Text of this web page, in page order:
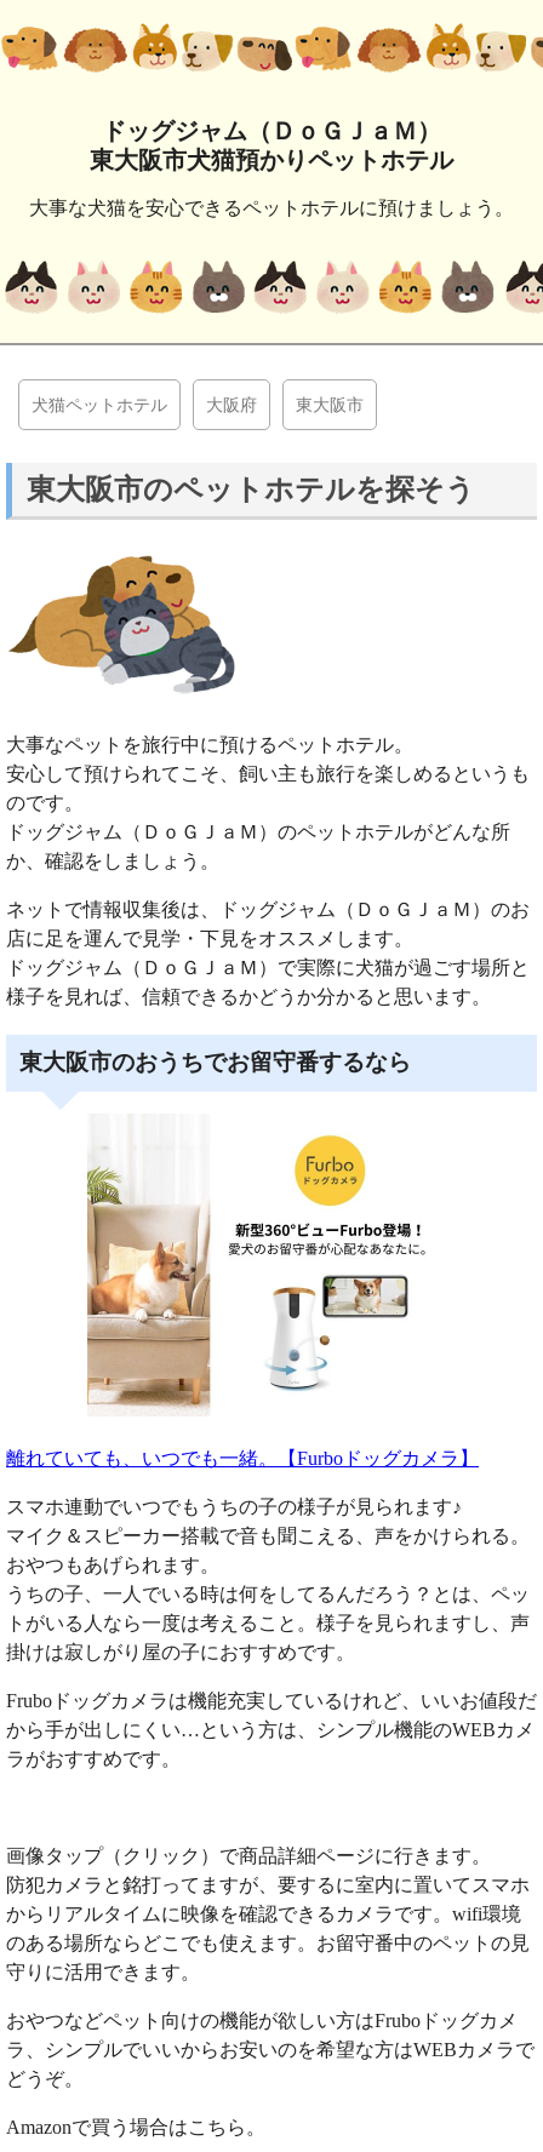
ドッグジャム（ＤｏＧＪａＭ）
東大阪市犬猫預かりペットホテル
大事な犬猫を安心できるペットホテルに預けましょう。
犬猫ペットホテル 大阪府 東大阪市
東大阪市のペットホテルを探そう
大事なペットを旅行中に預けるペットホテル。
安心して預けられてこそ、飼い主も旅行を楽しめるというも
のです。
ドッグジャム（ＤｏＧＪａＭ）のペットホテルがどんな所
か、確認をしましょう。
ネットで情報収集後は、ドッグジャム（ＤｏＧＪａＭ）のお
店に足を運んで見学・下見をオススメします。
ドッグジャム（ＤｏＧＪａＭ）で実際に犬猫が過ごす場所と
様子を見れば、信頼できるかどうか分かると思います。
東大阪市のおうちでお留守番するなら
離れていても、いつでも一緒。【Furboドッグカメラ】
スマホ連動でいつでもうちの子の様子が見られます♪
マイク＆スピーカー搭載で音も聞こえる、声をかけられる。
おやつもあげられます。
うちの子、一人でいる時は何をしてるんだろう？とは、ペッ
トがいる人なら一度は考えること。様子を見られますし、声
掛けは寂しがり屋の子におすすめです。
Fruboドッグカメラは機能充実しているけれど、いいお値段だ
から手が出しにくい…という方は、シンプル機能のWEBカメ
ラがおすすめです。
画像タップ（クリック）で商品詳細ページに行きます。
防犯カメラと銘打ってますが、要するに室内に置いてスマホ
からリアルタイムに映像を確認できるカメラです。wifi環境
のある場所ならどこでも使えます。お留守番中のペットの見
守りに活用できます。
おやつなどペット向けの機能が欲しい方はFruboドッグカメ
ラ、シンプルでいいからお安いのを希望な方はWEBカメラで
どうぞ。
Amazonで買う場合はこちら。